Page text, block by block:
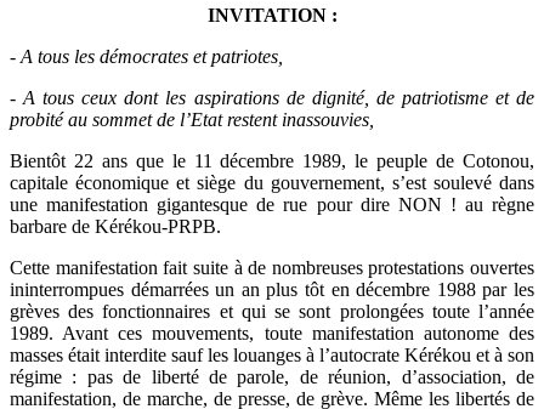
INVITATION :
- A tous les démocrates et patriotes,
- A tous ceux dont les aspirations de dignité, de patriotisme et de
probité au sommet de l’Etat restent inassouvies,
Bientôt 22 ans que le 11 décembre 1989, le peuple de Cotonou,
capitale économique et siège du gouvernement, s’est soulevé dans
une manifestation gigantesque de rue pour dire NON ! au règne
barbare de Kérékou-PRPB.
Cette manifestation fait suite à de nombreuses protestations ouvertes
ininterrompues démarrées un an plus tôt en décembre 1988 par les
grèves des fonctionnaires et qui se sont prolongées toute l’année
1989. Avant ces mouvements, toute manifestation autonome des
masses était interdite sauf les louanges à l’autocrate Kérékou et à son
régime : pas de liberté de parole, de réunion, d’association, de
manifestation, de marche, de presse, de grève. Même les libertés de